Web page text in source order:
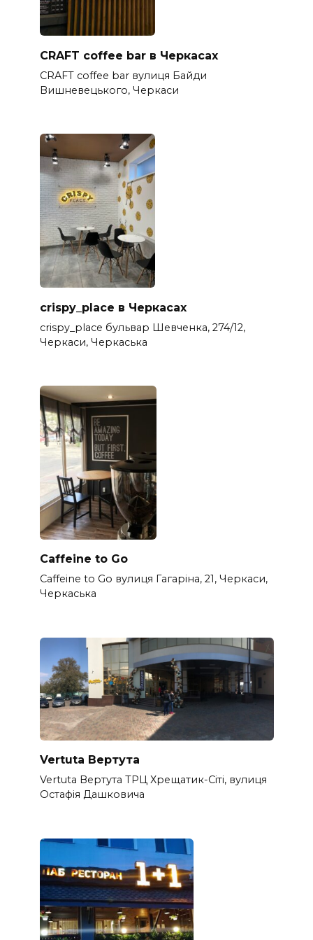
CRAFT coffee bar в Черкасах
CRAFT coffee bar вулиця Байди
Вишневецького, Черкаси
crispy_place в Черкасах
crispy_place бульвар Шевченка, 274/12,
Черкаси, Черкаська
Caffeine to Go
Caffeine to Go вулиця Гагаріна, 21, Черкаси,
Черкаська
Vertuta Вертута
Vertuta Вертута ТРЦ Хрещатик-Сіті, вулиця
Остафія Дашковича